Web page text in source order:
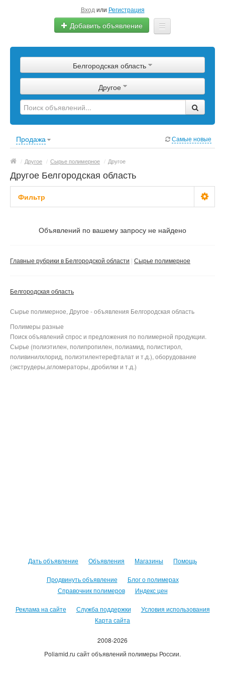
Вход или Регистрация
Добавить объявление
Сырье
Изделия
Оборудование
Белгородская область
Другое
Продажа Самые новые
/ Другое / Сырье полимерное / Другое
Другое Белгородская область
Фильтр
Не важно
Частные
Применить Сбросить фильтр
Объявлений по вашему запросу не найдено
Главные рубрики в Белгородской области Сырье полимерное
Белгородская область
Сырье полимерное, Другое - объявления Белгородская область
Полимеры разные
Поиск объявлений спрос и предложения по полимерной продукции.
Сырье (полиэтилен, полипропилен, полиамид, полистирол,
поливинилхлорид, полиэтилентерефталат и т.д.), оборудование
(экструдеры,агломераторы, дробилки и т.д.)
Дать объявление Объявления Магазины Помощь
Продвинуть объявление
Блог о полимерах
Справочник полимеров
Индекс цен
Реклама на сайте Служба поддержки
Условия использования
Карта сайта
2008-2026
Poliamid.ru сайт объявлений полимеры России.